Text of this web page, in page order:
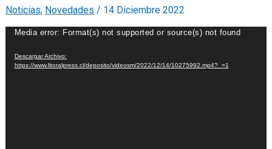
Noticias, Novedades / 14 Diciembre 2022
Reproductor
Video
Media error: Format(s) not supported or source(s) not found
Descargar Archivo:
https://www.litoralpress.cl/deposito/videosm/2022/12/14/10275992.mp4?_=1